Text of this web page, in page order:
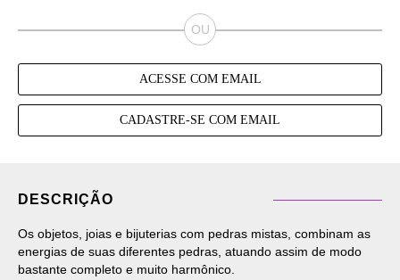
ACESSE COM EMAIL
CADASTRE-SE COM EMAIL
DESCRIÇÃO
Os objetos, joias e bijuterias com pedras mistas, combinam as
energias de suas diferentes pedras, atuando assim de modo
bastante completo e muito harmônico.